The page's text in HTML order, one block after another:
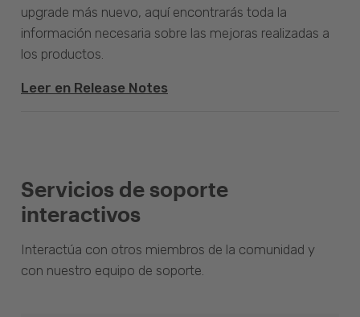
upgrade más nuevo, aquí encontrarás toda la
información necesaria sobre las mejoras realizadas a
los productos.
Leer en Release Notes
Servicios de soporte
interactivos
Interactúa con otros miembros de la comunidad y
con nuestro equipo de soporte.